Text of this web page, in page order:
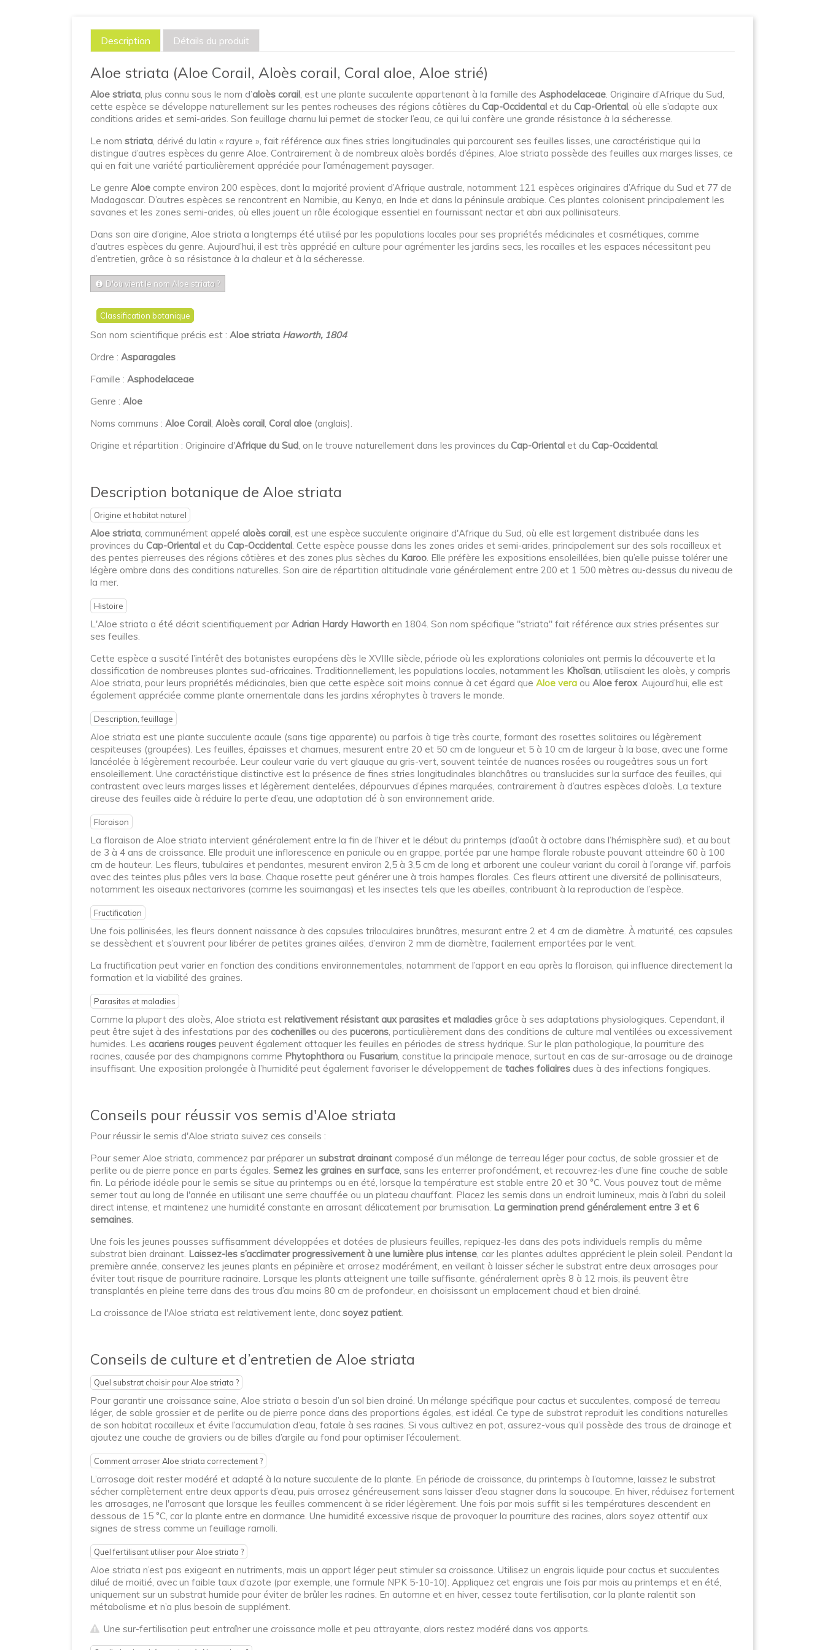
Description Détails du produit
Aloe striata (Aloe Corail, Aloès corail, Coral aloe, Aloe strié)
Aloe striata , plus connu sous le nom d’aloès corail , est une plante succulente appartenant à la famille des Asphodelaceae . Originaire d’Afrique du Sud,
cette espèce se développe naturellement sur les pentes rocheuses des régions côtières du Cap-Occidental et du Cap-Oriental , où elle s’adapte aux
conditions arides et semi-arides. Son feuillage charnu lui permet de stocker l’eau, ce qui lui confère une grande résistance à la sécheresse.
Le nom striata , dérivé du latin « rayure », fait référence aux fines stries longitudinales qui parcourent ses feuilles lisses, une caractéristique qui la
distingue d’autres espèces du genre Aloe. Contrairement à de nombreux aloès bordés d’épines, Aloe striata possède des feuilles aux marges lisses, ce
qui en fait une variété particulièrement appréciée pour l’aménagement paysager.
Le genre Aloe compte environ 200 espèces, dont la majorité provient d’Afrique australe, notamment 121 espèces originaires d’Afrique du Sud et 77 de
Madagascar. D’autres espèces se rencontrent en Namibie, au Kenya, en Inde et dans la péninsule arabique. Ces plantes colonisent principalement les
savanes et les zones semi-arides, où elles jouent un rôle écologique essentiel en fournissant nectar et abri aux pollinisateurs.
Dans son aire d’origine, Aloe striata a longtemps été utilisé par les populations locales pour ses propriétés médicinales et cosmétiques, comme
d’autres espèces du genre. Aujourd’hui, il est très apprécié en culture pour agrémenter les jardins secs, les rocailles et les espaces nécessitant peu
d’entretien, grâce à sa résistance à la chaleur et à la sécheresse.
D'où vient le nom Aloe striata ?
Classification botanique
Son nom scientifique précis est : Aloe striata Haworth, 1804
Ordre : Asparagales
Famille : Asphodelaceae
Genre : Aloe
Noms communs : Aloe Corail Aloès corail Coral aloe (anglais).
Origine et répartition : Originaire d'Afrique du Sud , on le trouve naturellement dans les provinces du Cap-Oriental et du Cap-Occidental
Description botanique de Aloe striata
Origine et habitat naturel
Aloe striata , communément appelé aloès corail , est une espèce succulente originaire d'Afrique du Sud, où elle est largement distribuée dans les
provinces du Cap-Oriental et du Cap-Occidental . Cette espèce pousse dans les zones arides et semi-arides, principalement sur des sols rocailleux et
des pentes pierreuses des régions côtières et des zones plus sèches du Karoo . Elle préfère les expositions ensoleillées, bien qu’elle puisse tolérer une
légère ombre dans des conditions naturelles. Son aire de répartition altitudinale varie généralement entre 200 et 1 500 mètres au-dessus du niveau de
la mer.
Histoire
L'Aloe striata a été décrit scientifiquement par Adrian Hardy Haworth en 1804. Son nom spécifique "striata" fait référence aux stries présentes sur
ses feuilles.
Cette espèce a suscité l’intérêt des botanistes européens dès le XVIIIe siècle, période où les explorations coloniales ont permis la découverte et la
classification de nombreuses plantes sud-africaines. Traditionnellement, les populations locales, notamment les Khoïsan , utilisaient les aloès, y compris
Aloe striata, pour leurs propriétés médicinales, bien que cette espèce soit moins connue à cet égard que Aloe vera ou Aloe ferox. Aujourd’hui, elle est
également appréciée comme plante ornementale dans les jardins xérophytes à travers le monde.
Description, feuillage
Aloe striata est une plante succulente acaule (sans tige apparente) ou parfois à tige très courte, formant des rosettes solitaires ou légèrement
cespiteuses (groupées). Les feuilles, épaisses et charnues, mesurent entre 20 et 50 cm de longueur et 5 à 10 cm de largeur à la base, avec une forme
lancéolée à légèrement recourbée. Leur couleur varie du vert glauque au gris-vert, souvent teintée de nuances rosées ou rougeâtres sous un fort
ensoleillement. Une caractéristique distinctive est la présence de fines stries longitudinales blanchâtres ou translucides sur la surface des feuilles, qui
contrastent avec leurs marges lisses et légèrement dentelées, dépourvues d’épines marquées, contrairement à d’autres espèces d’aloès. La texture
cireuse des feuilles aide à réduire la perte d’eau, une adaptation clé à son environnement aride.
Floraison
La floraison de Aloe striata intervient généralement entre la fin de l’hiver et le début du printemps (d’août à octobre dans l’hémisphère sud), et au bout
de 3 à 4 ans de croissance. Elle produit une inflorescence en panicule ou en grappe, portée par une hampe florale robuste pouvant atteindre 60 à 100
cm de hauteur. Les fleurs, tubulaires et pendantes, mesurent environ 2,5 à 3,5 cm de long et arborent une couleur variant du corail à l’orange vif, parfois
avec des teintes plus pâles vers la base. Chaque rosette peut générer une à trois hampes florales. Ces fleurs attirent une diversité de pollinisateurs,
notamment les oiseaux nectarivores (comme les souimangas) et les insectes tels que les abeilles, contribuant à la reproduction de l’espèce.
Fructification
Une fois pollinisées, les fleurs donnent naissance à des capsules triloculaires brunâtres, mesurant entre 2 et 4 cm de diamètre. À maturité, ces capsules
se dessèchent et s’ouvrent pour libérer de petites graines ailées, d’environ 2 mm de diamètre, facilement emportées par le vent.
La fructification peut varier en fonction des conditions environnementales, notamment de l’apport en eau après la floraison, qui influence directement la
formation et la viabilité des graines.
Parasites et maladies
Comme la plupart des aloès, Aloe striata est relativement résistant aux parasites et maladies grâce à ses adaptations physiologiques. Cependant, il
peut être sujet à des infestations par des cochenilles ou des pucerons , particulièrement dans des conditions de culture mal ventilées ou excessivement
humides. Les acariens rouges peuvent également attaquer les feuilles en périodes de stress hydrique. Sur le plan pathologique, la pourriture des
racines, causée par des champignons comme Phytophthora ou Fusarium , constitue la principale menace, surtout en cas de sur-arrosage ou de drainage
insuffisant. Une exposition prolongée à l’humidité peut également favoriser le développement de taches foliaires dues à des infections fongiques.
Conseils pour réussir vos semis d'Aloe striata
Pour réussir le semis d'Aloe striata suivez ces conseils :
Pour semer Aloe striata, commencez par préparer un substrat drainant composé d’un mélange de terreau léger pour cactus, de sable grossier et de
perlite ou de pierre ponce en parts égales. Semez les graines en surface, sans les enterrer profondément, et recouvrez-les d’une fine couche de sable
fin. La période idéale pour le semis se situe au printemps ou en été, lorsque la température est stable entre 20 et 30 °C. Vous pouvez tout de même
semer tout au long de l'année en utilisant une serre chauffée ou un plateau chauffant. Placez les semis dans un endroit lumineux, mais à l’abri du soleil
direct intense, et maintenez une humidité constante en arrosant délicatement par brumisation. La germination prend généralement entre 3 et 6
semaines.
Une fois les jeunes pousses suffisamment développées et dotées de plusieurs feuilles, repiquez-les dans des pots individuels remplis du même
substrat bien drainant. Laissez-les s’acclimater progressivement à une lumière plus intense, car les plantes adultes apprécient le plein soleil. Pendant la
première année, conservez les jeunes plants en pépinière et arrosez modérément, en veillant à laisser sécher le substrat entre deux arrosages pour
éviter tout risque de pourriture racinaire. Lorsque les plants atteignent une taille suffisante, généralement après 8 à 12 mois, ils peuvent être
transplantés en pleine terre dans des trous d’au moins 80 cm de profondeur, en choisissant un emplacement chaud et bien drainé.
La croissance de l'Aloe striata est relativement lente, donc soyez patient.
Conseils de culture et d’entretien de Aloe striata
Quel substrat choisir pour Aloe striata ?
Pour garantir une croissance saine, Aloe striata a besoin d’un sol bien drainé. Un mélange spécifique pour cactus et succulentes, composé de terreau
léger, de sable grossier et de perlite ou de pierre ponce dans des proportions égales, est idéal. Ce type de substrat reproduit les conditions naturelles
de son habitat rocailleux et évite l’accumulation d’eau, fatale à ses racines. Si vous cultivez en pot, assurez-vous qu’il possède des trous de drainage et
ajoutez une couche de graviers ou de billes d’argile au fond pour optimiser l’écoulement.
Comment arroser Aloe striata correctement ?
L’arrosage doit rester modéré et adapté à la nature succulente de la plante. En période de croissance, du printemps à l’automne, laissez le substrat
sécher complètement entre deux apports d’eau, puis arrosez généreusement sans laisser d’eau stagner dans la soucoupe. En hiver, réduisez fortement
les arrosages, ne l'arrosant que lorsque les feuilles commencent à se rider légèrement. Une fois par mois suffit si les températures descendent en
dessous de 15 °C, car la plante entre en dormance. Une humidité excessive risque de provoquer la pourriture des racines, alors soyez attentif aux
signes de stress comme un feuillage ramolli.
Quel fertilisant utiliser pour Aloe striata ?
Aloe striata n’est pas exigeant en nutriments, mais un apport léger peut stimuler sa croissance. Utilisez un engrais liquide pour cactus et succulentes
dilué de moitié, avec un faible taux d’azote (par exemple, une formule NPK 5-10-10). Appliquez cet engrais une fois par mois au printemps et en été,
uniquement sur un substrat humide pour éviter de brûler les racines. En automne et en hiver, cessez toute fertilisation, car la plante ralentit son
métabolisme et n’a plus besoin de supplément.
Une sur-fertilisation peut entraîner une croissance molle et peu attrayante, alors restez modéré dans vos apports.